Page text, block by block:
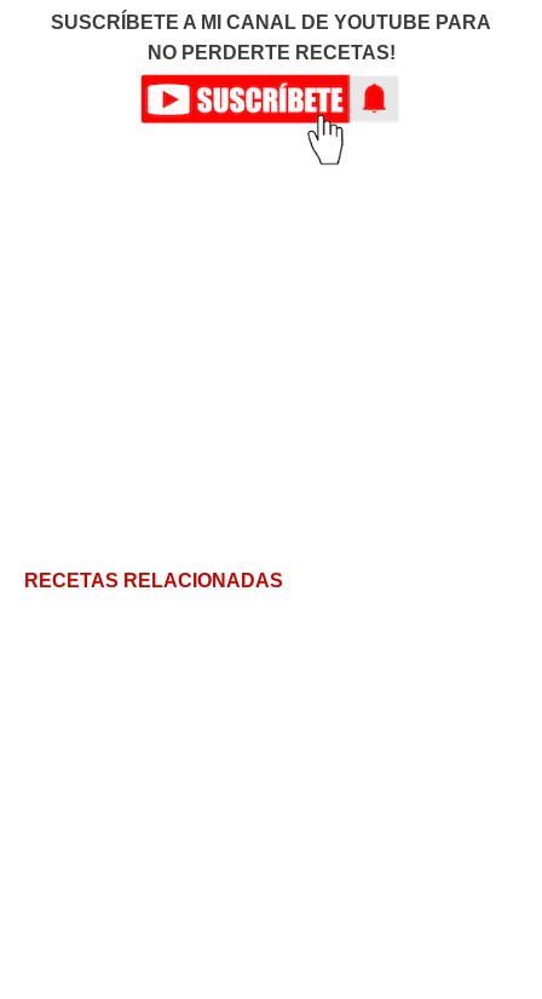
SUSCRÍBETE A MI CANAL DE YOUTUBE PARA
NO PERDERTE RECETAS!
RECETAS RELACIONADAS